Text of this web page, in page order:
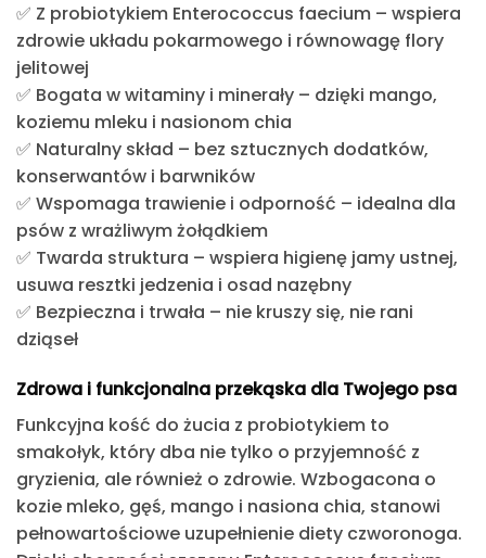
✅ Z probiotykiem Enterococcus faecium – wspiera
zdrowie układu pokarmowego i równowagę flory
jelitowej
✅ Bogata w witaminy i minerały – dzięki mango,
koziemu mleku i nasionom chia
✅ Naturalny skład – bez sztucznych dodatków,
konserwantów i barwników
✅ Wspomaga trawienie i odporność – idealna dla
psów z wrażliwym żołądkiem
✅ Twarda struktura – wspiera higienę jamy ustnej,
usuwa resztki jedzenia i osad nazębny
✅ Bezpieczna i trwała – nie kruszy się, nie rani
dziąseł
Zdrowa i funkcjonalna przekąska dla Twojego psa
Funkcyjna kość do żucia z probiotykiem to
smakołyk, który dba nie tylko o przyjemność z
gryzienia, ale również o zdrowie. Wzbogacona o
kozie mleko, gęś, mango i nasiona chia, stanowi
pełnowartościowe uzupełnienie diety czworonoga.